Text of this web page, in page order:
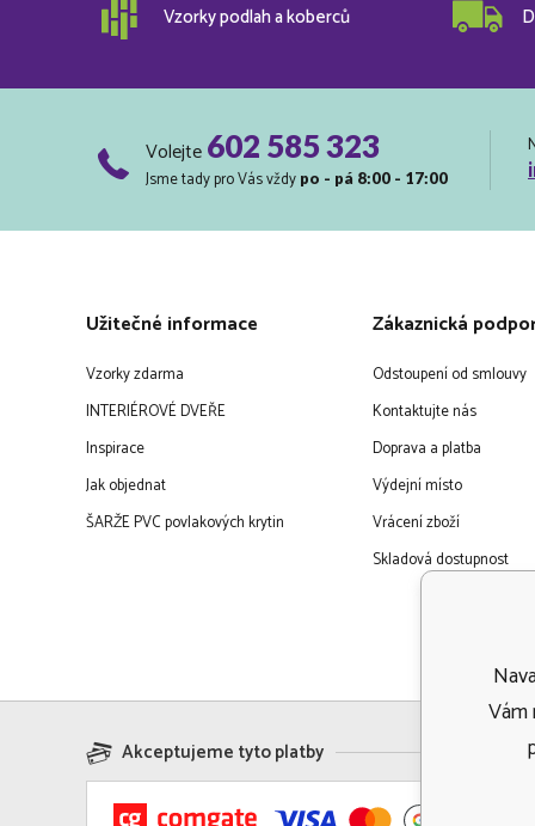
Vzorky podlah a koberců
Volejte602 585 323
Jsme tady pro Vás vždy po - pá 8:00 - 17:00
Užitečné informace
Vzorky zdarma
INTERIÉROVÉ DVEŘE
Inspirace
Jak objednat
ŠARŽE PVC povlakových krytin
Zákaznická
Odstoupení od smlouvy
Kontaktujte nás
Doprava a platba
Výdejní místo
Vrácení zboží
Skladová dostupnost
Akceptujeme tyto platby